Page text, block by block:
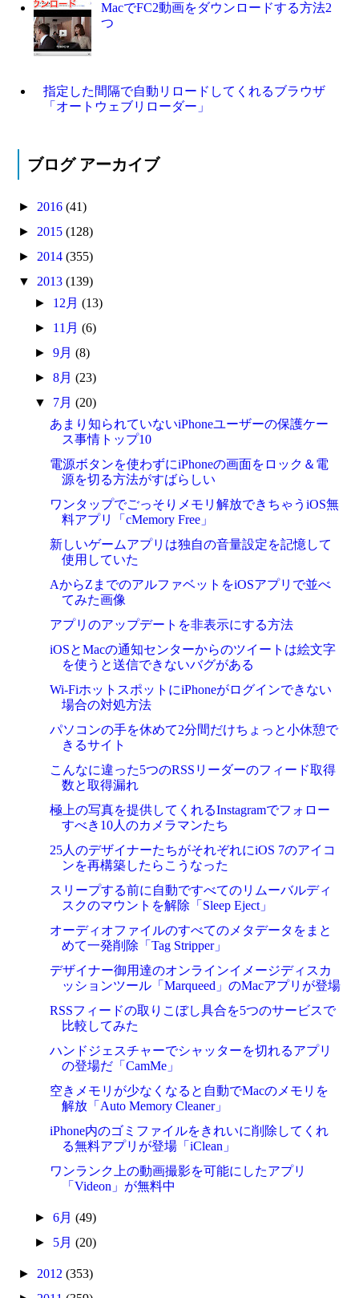
MacでFC2動画をダウンロードする方法2
つ
指定した間隔で自動リロードしてくれるブラウザ
「オートウェブリローダー」
ブログ アーカイブ
► 2016(41)
► 2015(128)
► 2014(355)
▼ 2013(139)
► 12月 (13)
► 11月 (6)
► 9月 (8)
► 8月 (23)
▼ 7月 (20)
あまり知られていないiPhoneユーザーの保護ケー
ス事情トップ10
電源ボタンを使わずにiPhoneの画面をロック＆電
源を切る方法がすばらしい
ワンタップでごっそりメモリ解放できちゃうiOS無
料アプリ「cMemory Free」
新しいゲームアプリは独自の音量設定を記憶して
使用していた
AからZまでのアルファベットをiOSアプリで並べ
てみた画像
アプリのアップデートを非表示にする方法
iOSとMacの通知センターからのツイートは絵文字
を使うと送信できないバグがある
Wi-FiホットスポットにiPhoneがログインできない
場合の対処方法
パソコンの手を休めて2分間だけちょっと小休憩で
きるサイト
こんなに違った5つのRSSリーダーのフィード取得
数と取得漏れ
極上の写真を提供してくれるInstagramでフォロー
すべき10人のカメラマンたち
25人のデザイナーたちがそれぞれにiOS 7のアイコ
ンを再構築したらこうなった
スリープする前に自動ですべてのリムーバルディ
スクのマウントを解除「Sleep Eject」
オーディオファイルのすべてのメタデータをまと
めて一発削除「Tag Stripper」
デザイナー御用達のオンラインイメージディスカ
ッションツール「Marqueed」のMacアプリが登場
RSSフィードの取りこぼし具合を5つのサービスで
比較してみた
ハンドジェスチャーでシャッターを切れるアプリ
の登場だ「CamMe」
空きメモリが少なくなると自動でMacのメモリを
解放「Auto Memory Cleaner」
iPhone内のゴミファイルをきれいに削除してくれ
る無料アプリが登場「iClean」
ワンランク上の動画撮影を可能にしたアプリ
「Videon」が無料中
► 6月 (49)
► 5月 (20)
► 2012(353)